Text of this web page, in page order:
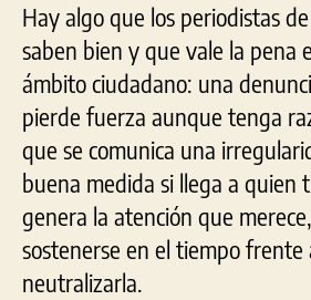
Hay algo que los periodistas
saben bien y que vale la pena
ámbito ciudadano: una
pierde fuerza aunque tenga
que se comunica una
buena medida si llega a quien
genera la atención que
sostenerse en el tiempo frente
neutralizarla.